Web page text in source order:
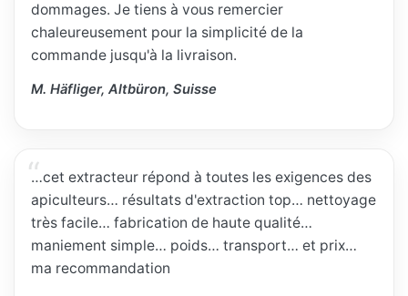
dommages. Je tiens à vous remercier
chaleureusement pour la simplicité de la
commande jusqu'à la livraison.
M. Häfliger, Altbüron, Suisse
…cet extracteur répond à toutes les exigences des
apiculteurs… résultats d'extraction top… nettoyage
très facile… fabrication de haute qualité…
maniement simple… poids… transport… et prix…
ma recommandation